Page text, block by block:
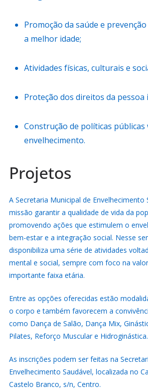
Promoção da saúde e
a melhor idade;
Atividades físicas, culturais e
Proteção dos direitos da pessoa
Construção de políticas públicas
envelhecimento.
Projetos
A Secretaria Municipal de
missão garantir a qualidade de vida da
promovendo ações que estimulem o
bem-estar e a integração social. Nesse
disponibiliza uma série de atividades
mental e social, sempre com foco na
importante faixa etária.
Entre as opções oferecidas estão
o corpo e também favorecem a
como Dança de Salão, Dança Mix,
Pilates, Reforço Muscular e Hidroginástica.
As inscrições podem ser feitas na
Envelhecimento Saudável, localizada no
Castelo Branco, s/n, Centro.